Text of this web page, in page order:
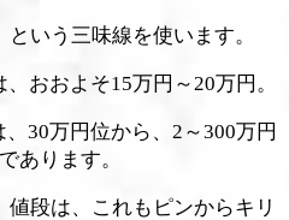
いう三味線を使います。
おおよそ15万円～20万円。
30万円位から、2～300万円
あります。
段は、これもピンからキリ